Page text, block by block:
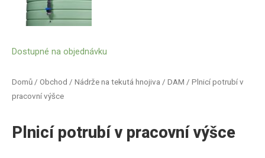
Domů / Obchod / Nádrže na tekutá hnojiva / DAM / Plnicí potrubí v
pracovní výšce
Plnicí potrubí v pracovní výšce
Dostupné na objednávku